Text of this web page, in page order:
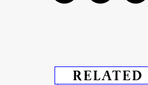
RELATED